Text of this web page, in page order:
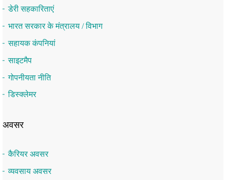
डेरी सहकारिताएं
भारत सरकार के मंत्रालय / विभाग
सहायक कंपनियां
साइटमैप
गोपनीयता नीति
डिस्क्लेमर
अवसर
कैरियर अवसर
व्यवसाय अवसर